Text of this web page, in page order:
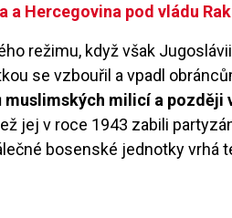
a Hercegovina pod vládu
režimu, když však
se vzbouřil a vpadl
milicí a později
jej v roce 1943 zabili
bosenské jednotky vrhá